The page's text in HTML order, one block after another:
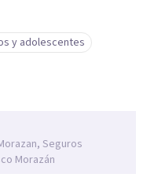
y adolescentes
Seguros
Morazán